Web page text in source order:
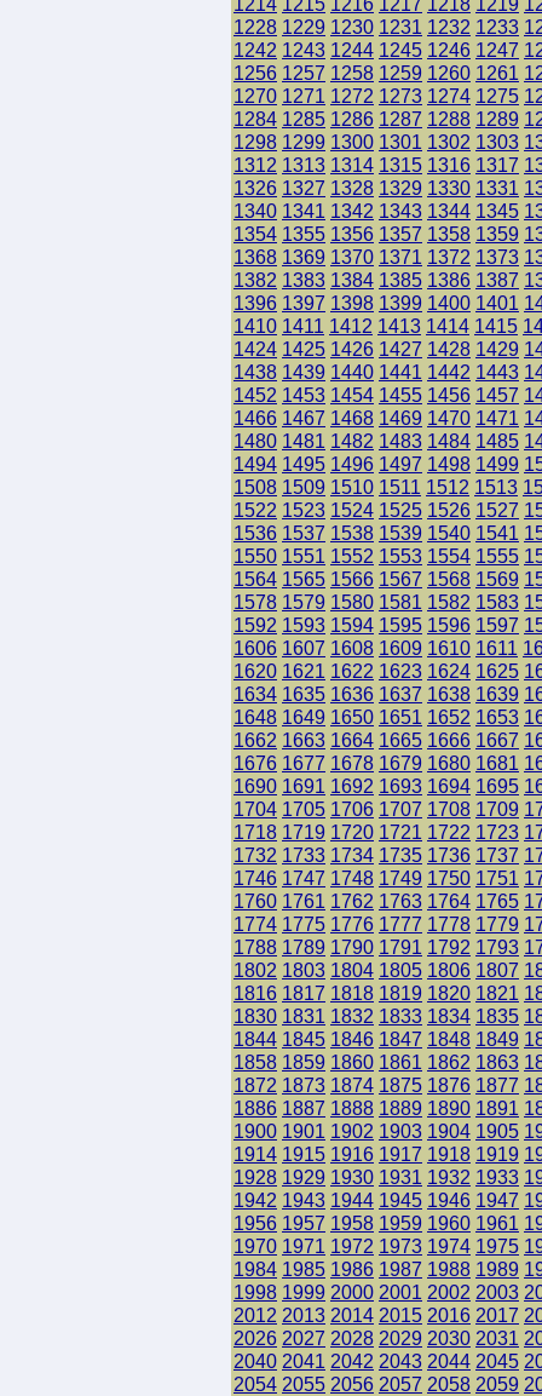
1228 1229 1230 1231 1232 1233
1242 1243 1244 1245 1246 1247
1256 1257 1258 1259 1260 1261
1270 1271 1272 1273 1274 1275
1284 1285 1286 1287 1288 1289
1298 1299 1300 1301 1302 1303
1312 1313 1314 1315 1316 1317
1326 1327 1328 1329 1330 1331
1340 1341 1342 1343 1344 1345
1354 1355 1356 1357 1358 1359
1368 1369 1370 1371 1372 1373
1382 1383 1384 1385 1386 1387
1396 1397 1398 1399 1400 1401
1410 1411 1412 1413 1414 1415
1424 1425 1426 1427 1428 1429
1438 1439 1440 1441 1442 1443
1452 1453 1454 1455 1456 1457
1466 1467 1468 1469 1470 1471
1480 1481 1482 1483 1484 1485
1494 1495 1496 1497 1498 1499
1508 1509 1510 1511 1512 1513
1522 1523 1524 1525 1526 1527
1536 1537 1538 1539 1540 1541
1550 1551 1552 1553 1554 1555
1564 1565 1566 1567 1568 1569
1578 1579 1580 1581 1582 1583
1592 1593 1594 1595 1596 1597
1606 1607 1608 1609 1610 1611
1620 1621 1622 1623 1624 1625
1634 1635 1636 1637 1638 1639
1648 1649 1650 1651 1652 1653
1662 1663 1664 1665 1666 1667
1676 1677 1678 1679 1680 1681
1690 1691 1692 1693 1694 1695
1704 1705 1706 1707 1708 1709
1718 1719 1720 1721 1722 1723
1732 1733 1734 1735 1736 1737
1746 1747 1748 1749 1750 1751
1760 1761 1762 1763 1764 1765
1774 1775 1776 1777 1778 1779
1788 1789 1790 1791 1792 1793
1802 1803 1804 1805 1806 1807
1816 1817 1818 1819 1820 1821
1830 1831 1832 1833 1834 1835
1844 1845 1846 1847 1848 1849
1858 1859 1860 1861 1862 1863
1872 1873 1874 1875 1876 1877
1886 1887 1888 1889 1890 1891
1900 1901 1902 1903 1904 1905
1914 1915 1916 1917 1918 1919
1928 1929 1930 1931 1932 1933
1942 1943 1944 1945 1946 1947
1956 1957 1958 1959 1960 1961
1970 1971 1972 1973 1974 1975
1984 1985 1986 1987 1988 1989
1998 1999 2000 2001 2002 2003
2012 2013 2014 2015 2016 2017
2026 2027 2028 2029 2030 2031
2040 2041 2042 2043 2044 2045
2054 2055 2056 2057 2058 2059